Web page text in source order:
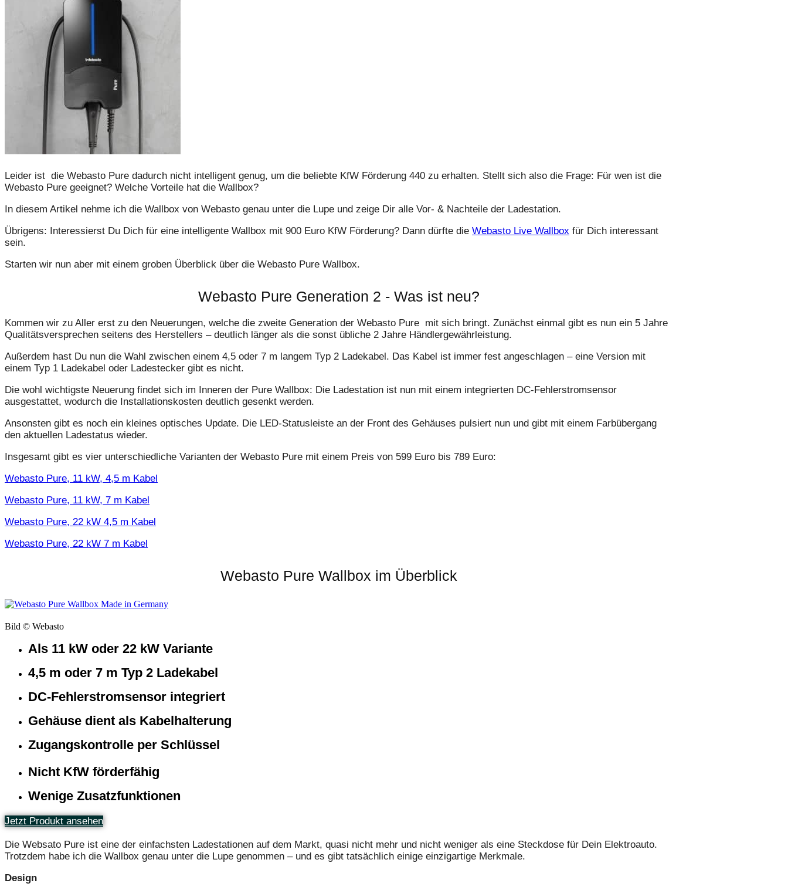
Leider ist die Webasto Pure dadurch nicht intelligent genug, um die beliebte KfW Förderung 440 zu erhalten. Stellt sich also die Frage: Für wen ist die
Webasto Pure geeignet? Welche Vorteile hat die Wallbox?
In diesem Artikel nehme ich die Wallbox von Webasto genau unter die Lupe und zeige Dir alle Vor- & Nachteile der Ladestation.
Übrigens: Interessierst Du Dich für eine intelligente Wallbox mit 900 Euro KfW Förderung? Dann dürfte die Webasto Live Wallbox für Dich interessant
sein.
Starten wir nun aber mit einem groben Überblick über die Webasto Pure Wallbox.
Webasto Pure Generation 2 - Was ist neu?
Kommen wir zu Aller erst zu den Neuerungen, welche die zweite Generation der Webasto Pure mit sich bringt. Zunächst einmal gibt es nun ein 5 Jahre
Qualitätsversprechen seitens des Herstellers – deutlich länger als die sonst übliche 2 Jahre Händlergewährleistung.
Außerdem hast Du nun die Wahl zwischen einem 4,5 oder 7 m langem Typ 2 Ladekabel. Das Kabel ist immer fest angeschlagen – eine Version mit
einem Typ 1 Ladekabel oder Ladestecker gibt es nicht.
Die wohl wichtigste Neuerung findet sich im Inneren der Pure Wallbox: Die Ladestation ist nun mit einem integrierten DC-Fehlerstromsensor
ausgestattet, wodurch die Installationskosten deutlich gesenkt werden.
Ansonsten gibt es noch ein kleines optisches Update. Die LED-Statusleiste an der Front des Gehäuses pulsiert nun und gibt mit einem Farbübergang
den aktuellen Ladestatus wieder.
Insgesamt gibt es vier unterschiedliche Varianten der Webasto Pure mit einem Preis von 599 Euro bis 789 Euro:
Webasto Pure, 11 kW, 4,5 m Kabel
Webasto Pure, 11 kW, 7 m Kabel
Webasto Pure, 22 kW 4,5 m Kabel
Webasto Pure, 22 kW 7 m Kabel
Webasto Pure Wallbox im Überblick
Bild © Webasto
Als 11 kW oder 22 kW Variante
4,5 m oder 7 m Typ 2 Ladekabel
DC-Fehlerstromsensor integriert
Gehäuse dient als Kabelhalterung
Zugangskontrolle per Schlüssel
Nicht KfW förderfähig
Wenige Zusatzfunktionen
Jetzt Produkt ansehen
Die Websato Pure ist eine der einfachsten Ladestationen auf dem Markt, quasi nicht mehr und nicht weniger als eine Steckdose für Dein Elektroauto.
Trotzdem habe ich die Wallbox genau unter die Lupe genommen – und es gibt tatsächlich einige einzigartige Merkmale.
Design